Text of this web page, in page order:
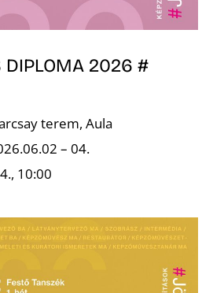
DIPLOMA 2026 #
terem, Aula
– 04.
10:00